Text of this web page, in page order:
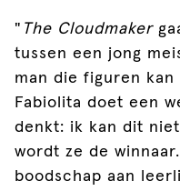
" The Cloudmaker
tussen een jong
man die figuren kan
Fabiolita doet een
denkt: ik kan dit
wordt ze de
boodschap aan